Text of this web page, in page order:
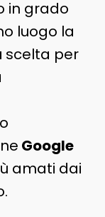
in grado
luogo la
scelta per
Google
amati dai